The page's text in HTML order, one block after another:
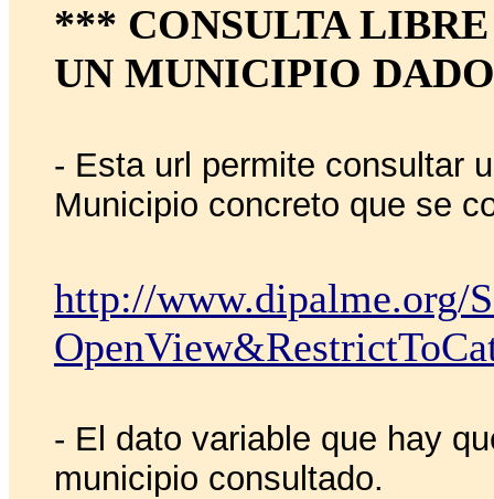
*** CONSULTA
UN MUNICIPIO
- Esta url permite consultar
Municipio concreto que se
http://www.dipalme.org/
- El dato variable que hay
municipio consultado.